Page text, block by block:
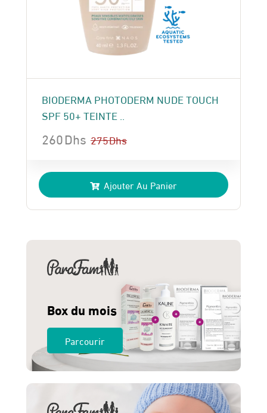
BIODERMA PHOTODERM NUDE TOUCH
SPF 50+ TEINTE ..
275Dhs
prix
initial
était :
260Dhs
prix
actuel
est :
Ajouter Au Panier
Box du mois
Parcourir